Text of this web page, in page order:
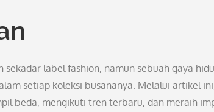
sekadar label fashion, namun sebuah gaya
setiap koleksi busananya. Melalui artikel
beda, mengikuti tren terbaru, dan meraih